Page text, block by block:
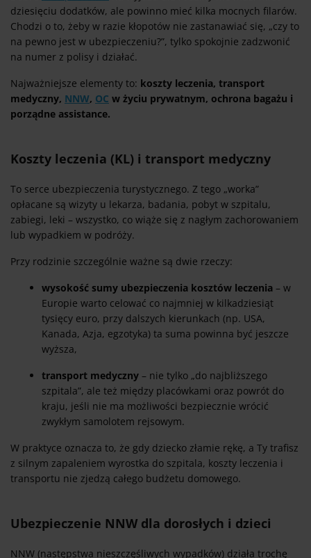
dziesięciu dodatków, ale powinno mieć kilka mocnych filarów.
Chodzi o to, żeby w razie kłopotów nie zastanawiać się, „czy to
na pewno jest w ubezpieczeniu?”, tylko spokojnie zadzwonić
na numer z polisy i działać.
Najważniejsze elementy to: koszty leczenia, transport
medyczny, NNW, OC w życiu prywatnym, ochrona bagażu i
porządne assistance.
Koszty leczenia (KL) i transport medyczny
To serce ubezpieczenia turystycznego. Z tego „worka”
opłacane są wizyty u lekarza, badania, pobyt w szpitalu,
zabiegi, leki – wszystko, co wiąże się z nagłym zachorowaniem
lub wypadkiem w podróży.
Przy rodzinie szczególnie ważne są dwie rzeczy:
wysokość sumy ubezpieczenia kosztów leczenia – w
Europie warto celować co najmniej w kilkadziesiąt
tysięcy euro, przy dalszych kierunkach (np. USA,
Kanada, Azja, egzotyka) ta suma powinna być jeszcze
wyższa,
transport medyczny – nie tylko „do najbliższego
szpitala”, ale też między placówkami oraz powrót do
kraju, jeśli nie ma możliwości bezpiecznie wrócić
zwykłym samolotem rejsowym.
W praktyce oznacza to, że gdy dziecko złamie rękę, a Ty trafisz
z silnym zapaleniem wyrostka do szpitala, koszty leczenia i
transportu nie zjedzą całego budżetu domowego.
Ubezpieczenie NNW dla dorosłych i dzieci
NNW (następstwa nieszczęśliwych wypadków) działa trochę